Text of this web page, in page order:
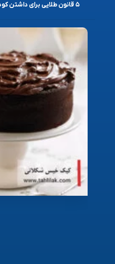
۵ قانون طلایی برای داشتن کودک خوش غذا و خوش اشتها